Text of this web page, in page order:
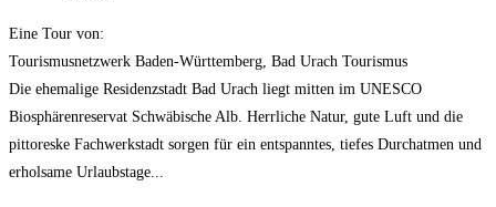
Eine Tour von:
Tourismusnetzwerk Baden-Württemberg, Bad Urach Tourismus
Die ehemalige Residenzstadt Bad Urach liegt mitten im UNESCO
Biosphärenreservat Schwäbische Alb. Herrliche Natur, gute Luft und die
pittoreske Fachwerkstadt sorgen für ein entspanntes, tiefes Durchatmen und
erholsame Urlaubstage...